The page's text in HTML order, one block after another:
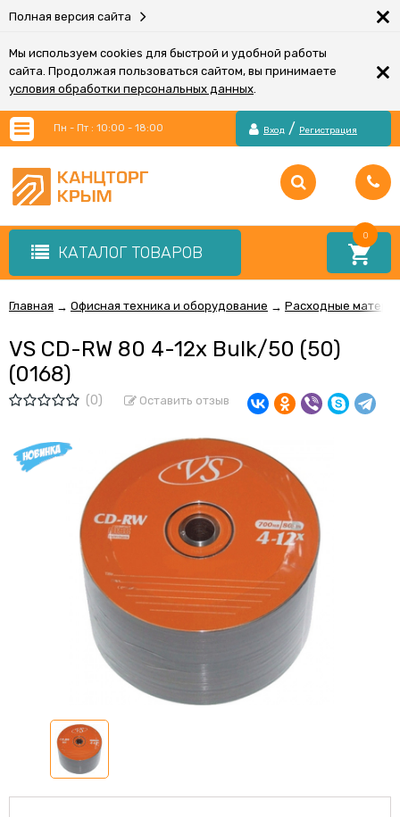
Полная версия сайта ×
Мы используем cookies для быстрой и удобной работы
сайта. Продолжая пользоваться сайтом, вы принимаете
условия обработки персональных данных.
×
Пн - Пт : 10:00 - 18:00 Вход / Регистрация
КАТАЛОГ ТОВАРОВ
0
Главная → Офисная техника и оборудование → Расходные
VS CD-RW 80 4-12x Bulk/50 (50)
(0168)
(0) Оставить отзыв